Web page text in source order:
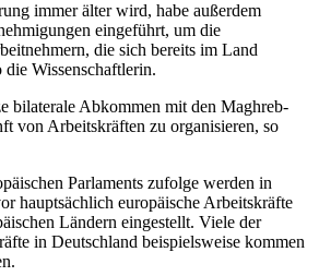
immer älter wird, habe außerdem
eingeführt, um die
die sich bereits im Land
Wissenschaftlerin.
bilaterale Abkommen mit den Maghreb-
von Arbeitskräften zu organisieren, so
Parlaments zufolge werden in
hauptsächlich europäische Arbeitskräfte
Ländern eingestellt. Viele der
in Deutschland beispielsweise kommen